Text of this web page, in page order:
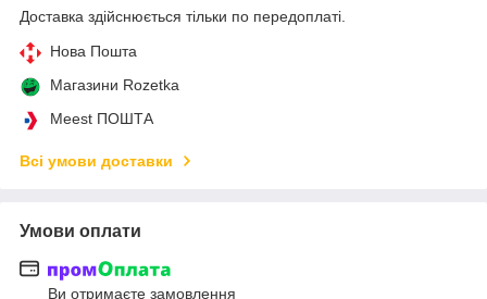
Доставка здійснюється тільки по передоплаті.
Нова Пошта
Магазини Rozetka
Meest ПОШТА
Всі умови доставки
Умови оплати
Ви отримаєте замовлення